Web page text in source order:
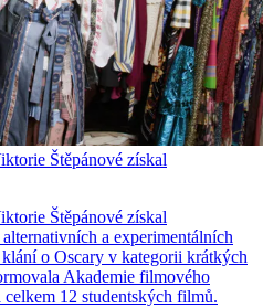
Štěpánové získal
Štěpánové získal
a experimentálních
o Oscary v kategorii krátkých
Akademie filmového
12 studentských filmů.